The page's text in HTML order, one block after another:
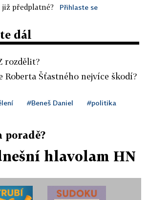
již předplatné? Přihlaste se
dál
rozdělit?
Roberta Šťastného nejvíce škodí?
#Beneš Daniel #politika
poradě?
hlavolam HN